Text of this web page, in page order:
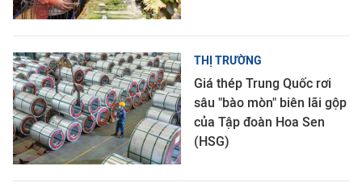
THỊ TRƯỜNG
Giá thép Trung Quốc rơi
sâu "bào mòn" biên lãi gộp
của Tập đoàn Hoa Sen
(HSG)